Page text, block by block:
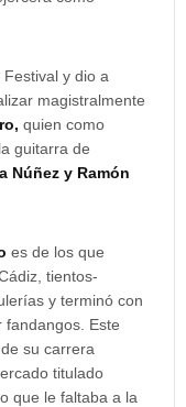
y dio a
magistralmente
quien como
guitarra de
Núñez y Ramón
es de los que
tientos-
y terminó con
fandangos. Este
su carrera
titulado
que le faltaba a la